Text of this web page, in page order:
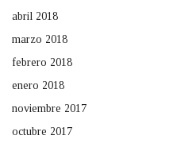
abril 2018
marzo 2018
febrero 2018
enero 2018
noviembre 2017
octubre 2017